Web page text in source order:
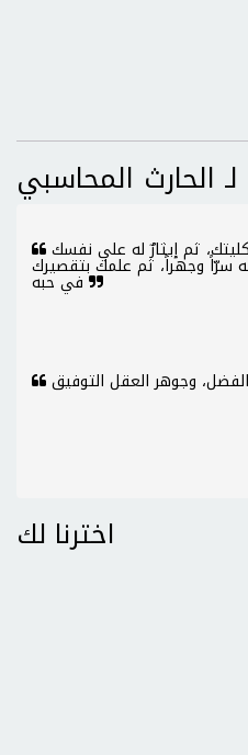
الحارث المحاسبي
سرّاً وجهراً، ثم علمك بتقصيرك
في حبه
اخترنا لك